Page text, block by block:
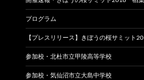
プログラム
【プレスリリース】きぼうの桜サミット
参加校・北杜市立甲陵高等学校
参加校・気仙沼市立大島中学校